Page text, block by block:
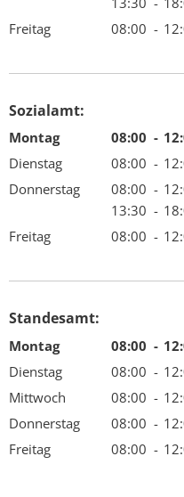
Von 13:30
Freitag 08:00 -
Sozialamt:
Montag 08:00 -
Von 08:00
Dienstag 08:00 -
Von 08:00
Donnerstag 08:00 -
Von 08:00
13:30 -
Von 13:30
Freitag 08:00 -
Standesamt:
Montag 08:00 -
Von 08:00
Dienstag 08:00 -
Von 08:00
Mittwoch 08:00 -
Von 08:00
Donnerstag 08:00 -
Von 08:00
Freitag 08:00 -